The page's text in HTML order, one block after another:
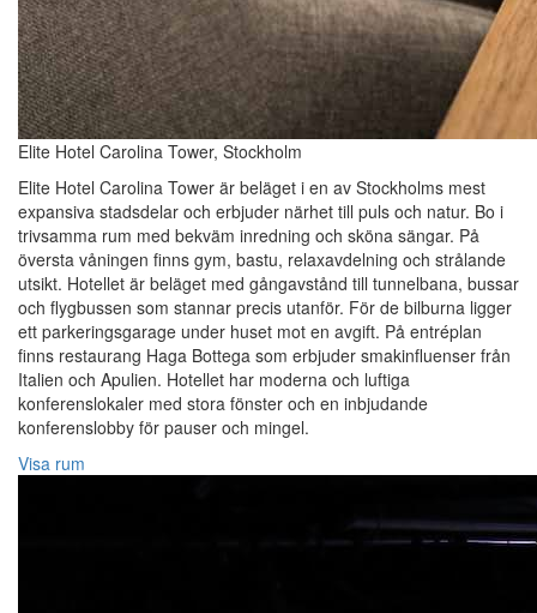
Elite Hotel Carolina Tower, Stockholm
Elite Hotel Carolina Tower är beläget i en av Stockholms mest
expansiva stadsdelar och erbjuder närhet till puls och natur. Bo i
trivsamma rum med bekväm inredning och sköna sängar. På
översta våningen finns gym, bastu, relaxavdelning och strålande
utsikt. Hotellet är beläget med gångavstånd till tunnelbana, bussar
och flygbussen som stannar precis utanför. För de bilburna ligger
ett parkeringsgarage under huset mot en avgift. På entréplan
finns restaurang Haga Bottega som erbjuder smakinfluenser från
Italien och Apulien. Hotellet har moderna och luftiga
konferenslokaler med stora fönster och en inbjudande
konferenslobby för pauser och mingel.
Visa rum